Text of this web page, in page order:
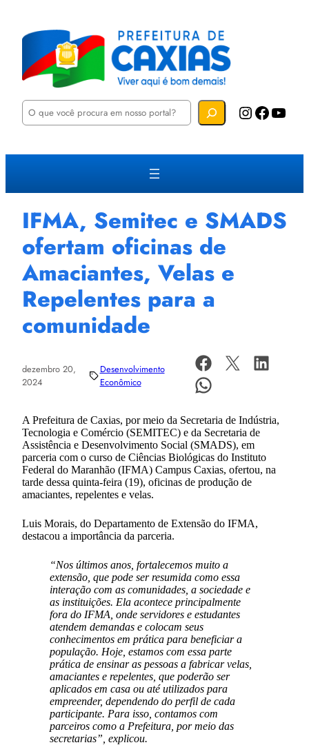
P
u
a
Instagram Facebook YouTube
IFMA, Semitec e SMADS
ofertam oficinas de
Amaciantes, Velas e
Repelentes para a
comunidade
dezembro 20,
2024
Desenvolvimento
Econômico
A Prefeitura de Caxias, por meio da Secretaria de Indústria,
Tecnologia e Comércio (SEMITEC) e da Secretaria de
Assistência e Desenvolvimento Social (SMADS), em
parceria com o curso de Ciências Biológicas do Instituto
Federal do Maranhão (IFMA) Campus Caxias, ofertou, na
tarde dessa quinta-feira (19), oficinas de produção de
amaciantes, repelentes e velas.
Luis Morais, do Departamento de Extensão do IFMA,
destacou a importância da parceria.
“Nos últimos anos, fortalecemos muito a
extensão, que pode ser resumida como essa
interação com as comunidades, a sociedade e
as instituições. Ela acontece principalmente
fora do IFMA, onde servidores e estudantes
atendem demandas e colocam seus
conhecimentos em prática para beneficiar a
população. Hoje, estamos com essa parte
prática de ensinar as pessoas a fabricar velas,
amaciantes e repelentes, que poderão ser
aplicados em casa ou até utilizados para
empreender, dependendo do perfil de cada
participante. Para isso, contamos com
parceiros como a Prefeitura, por meio das
secretarias”, explicou.